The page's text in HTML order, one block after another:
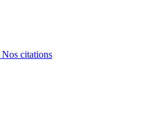
Nos citations